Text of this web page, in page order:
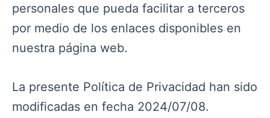
personales que pueda facilitar a terceros
por medio de los enlaces disponibles en
nuestra página web.
La presente Política de Privacidad han sido
modificadas en fecha 2024/07/08.